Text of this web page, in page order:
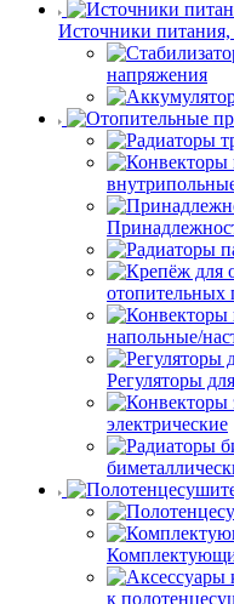
Источники питания,
напряжения
отопительных
напольные/
Регуляторы
электрические
к